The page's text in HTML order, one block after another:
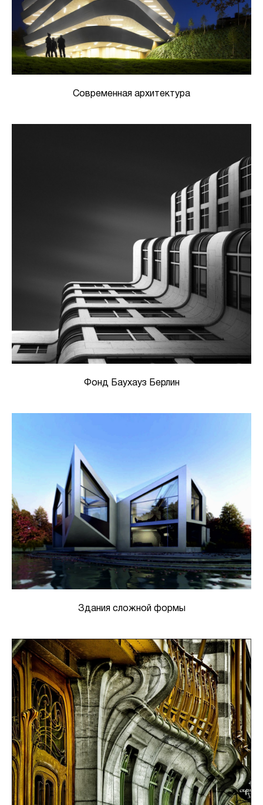
Современная архитектура
Фонд Баухауз Берлин
Здания сложной формы